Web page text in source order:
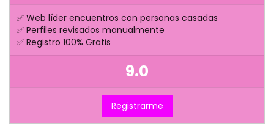
✅ Web líder encuentros con personas casadas
✅ Perfiles revisados manualmente
✅ Registro 100% Gratis
9.0
Registrarme